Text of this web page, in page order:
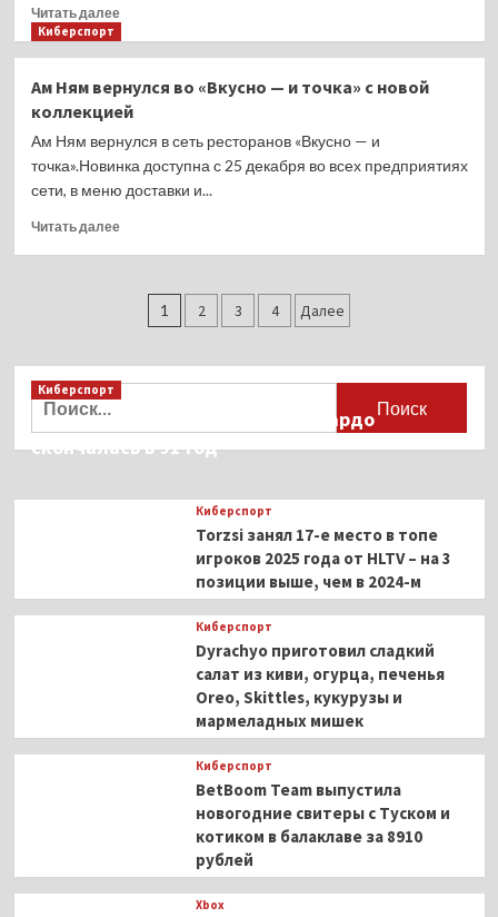
хожу
заниматься
майке,
чтобы
привлекать
мужское
внимание.
буду
ходить
футболке
Читать далееПрочитать
назначен
главным
тренером
Илью
упомянули
в
Киберспорт
Ам Ням вернулся во «Вкусно — и точка» с новой
коллекцией
Ам Ням вернулся в сеть ресторанов «Вкусно — и
точка».Новинка доступна с 25 декабря во всех предприятиях
сети, в меню доставки и...
Читать далееПрочитать
вернулся
«Вкусно
точка»
с
коллекцией
Пагинация
1 2 3 4 Далее
Найти:
Киберспорт
Французская актриса Брижит Бардо
скончалась в 91 год
Киберспорт
Torzsi занял 17-е место в топе
игроков 2025 года от HLTV – на 3
позиции выше, чем в 2024-м
Киберспорт
Dyrachyo приготовил сладкий
салат из киви, огурца, печенья
Oreo, Skittles, кукурузы и
мармеладных мишек
Киберспорт
BetBoom Team выпустила
новогодние свитеры с Туском и
котиком в балаклаве за 8910
рублей
Xbox